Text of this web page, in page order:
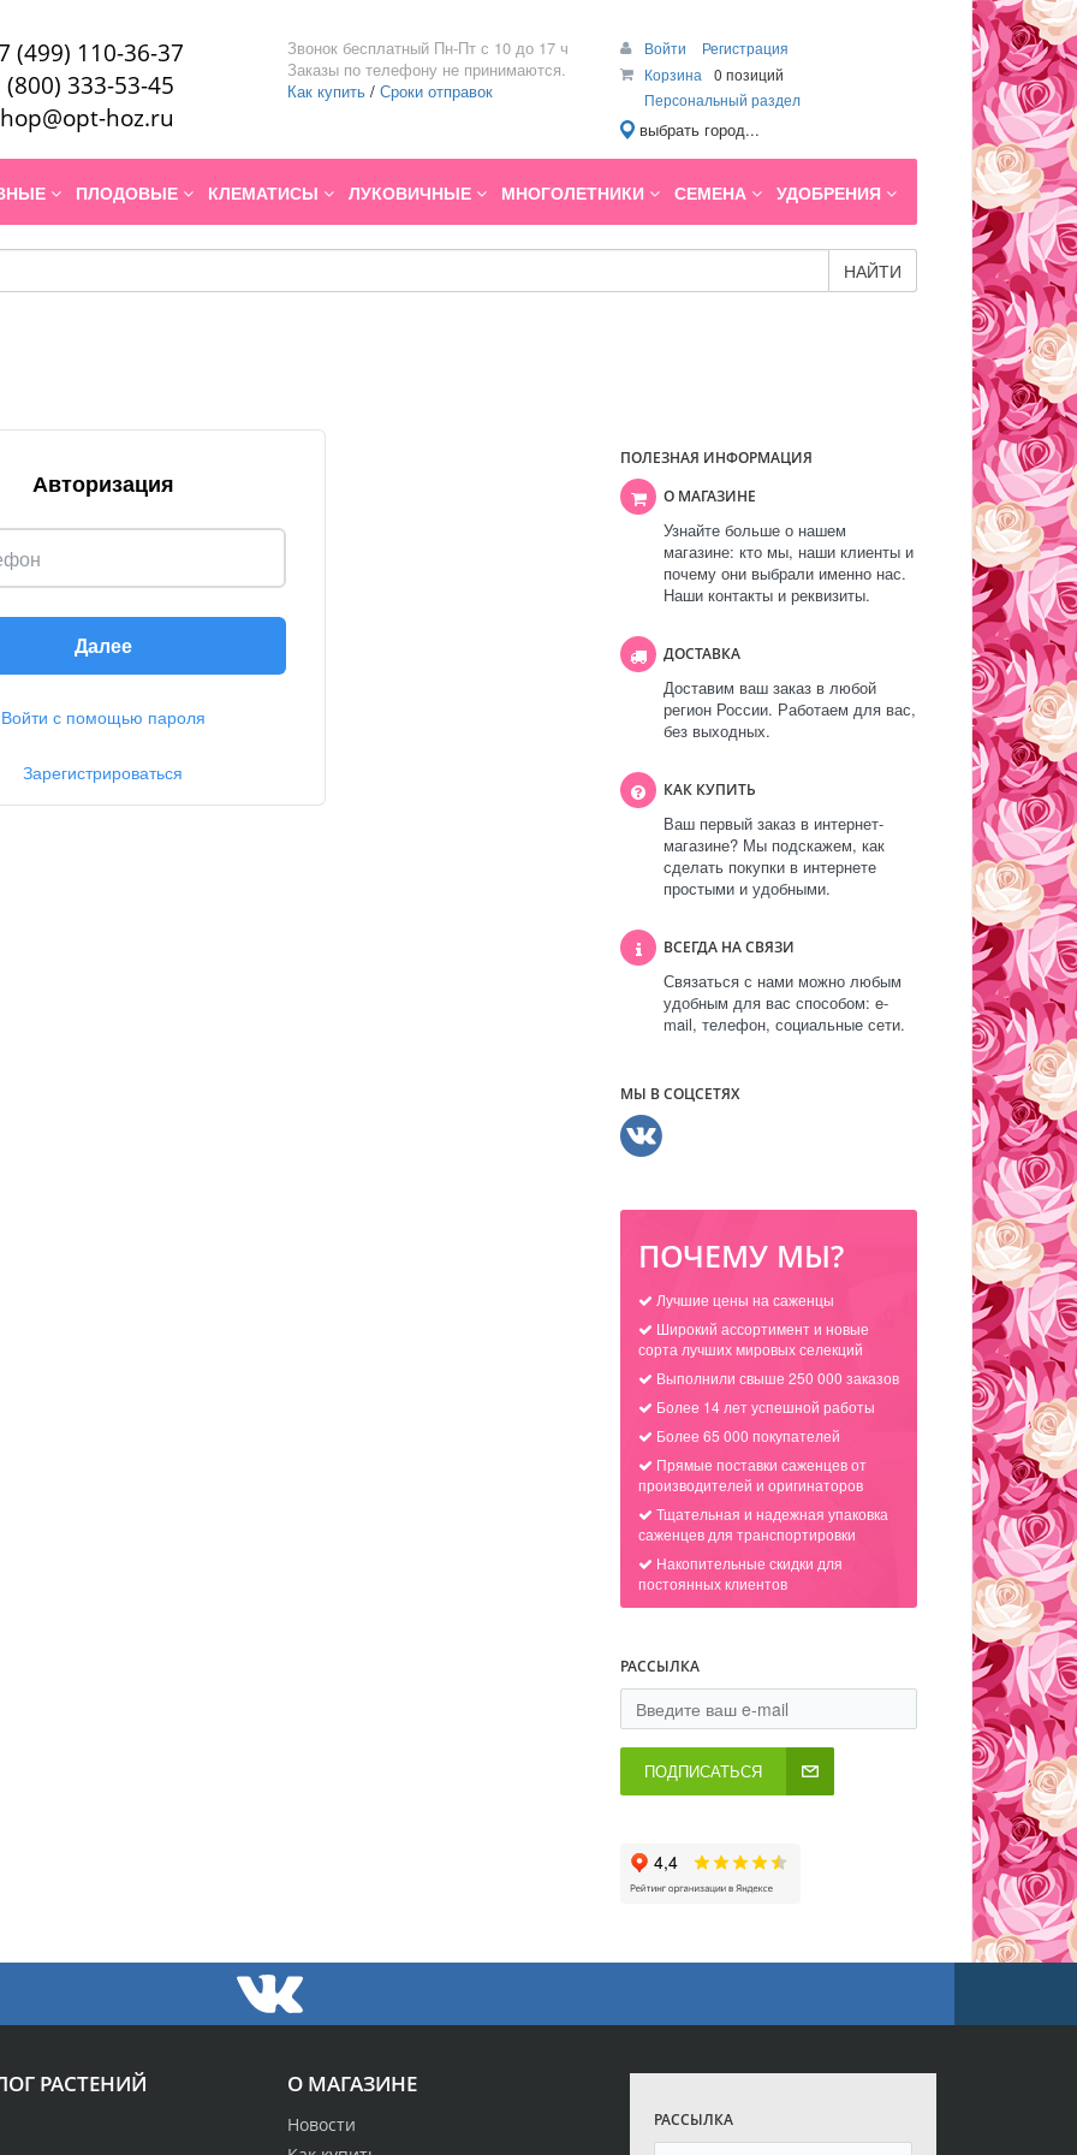
(499) 110-36-37
(800) 333-53-45
hoz.ru
Звонок бесплатный Пн-Пт с 10 до 17 ч
Заказы по телефону не принимаются.
Как купить / Сроки отправок
Войти
Регистрация
Корзина
0 позиций
Персональный раздел
выбрать город...
ПЛОДОВЫЕ КЛЕМАТИСЫ ЛУКОВИЧНЫЕ МНОГОЛЕТНИКИ СЕМЕНА УДОБРЕНИЯ
НАЙТИ
Авторизация
Далее
Войти с помощью пароля
Зарегистрироваться
ПОЛЕЗНАЯ ИНФОРМАЦИЯ
О МАГАЗИНЕ
Узнайте больше о нашем
магазине: кто мы, наши клиенты и
почему они выбрали именно нас.
Наши контакты и реквизиты.
ДОСТАВКА
Доставим ваш заказ в любой
регион России. Работаем для вас,
без выходных.
КАК КУПИТЬ
Ваш первый заказ в интернет-
магазине? Мы подскажем, как
сделать покупки в интернете
простыми и удобными.
ВСЕГДА НА СВЯЗИ
Связаться с нами можно любым
удобным для вас способом: e-
mail, телефон, социальные сети.
МЫ В СОЦСЕТЯХ
ПОЧЕМУ МЫ?
Лучшие цены на саженцы
Широкий ассортимент и новые
сорта лучших мировых селекций
Выполнили свыше 250 000 заказов
Более 14 лет успешной работы
Более 65 000 покупателей
Прямые поставки саженцев от
производителей и оригинаторов
Тщательная и надежная упаковка
саженцев для транспортировки
Накопительные скидки для
постоянных клиентов
РАССЫЛКА
ПОДПИСАТЬСЯ
О МАГАЗИНЕ
Новости
РАСТЕНИЙ
РАССЫЛКА